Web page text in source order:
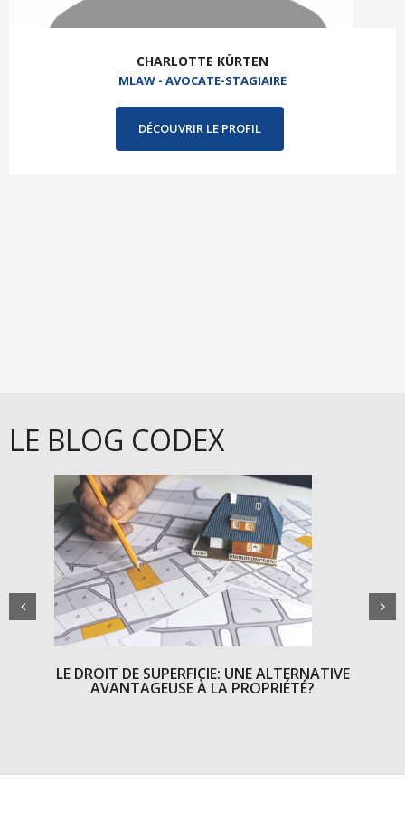
CHARLOTTE KÜRTEN
MLAW - AVOCATE-STAGIAIRE
DÉCOUVRIR LE PROFIL
LE BLOG CODEX
LE DROIT DE SUPERFICIE: UNE ALTERNATIVE
AVANTAGEUSE À LA PROPRIÉTÉ?